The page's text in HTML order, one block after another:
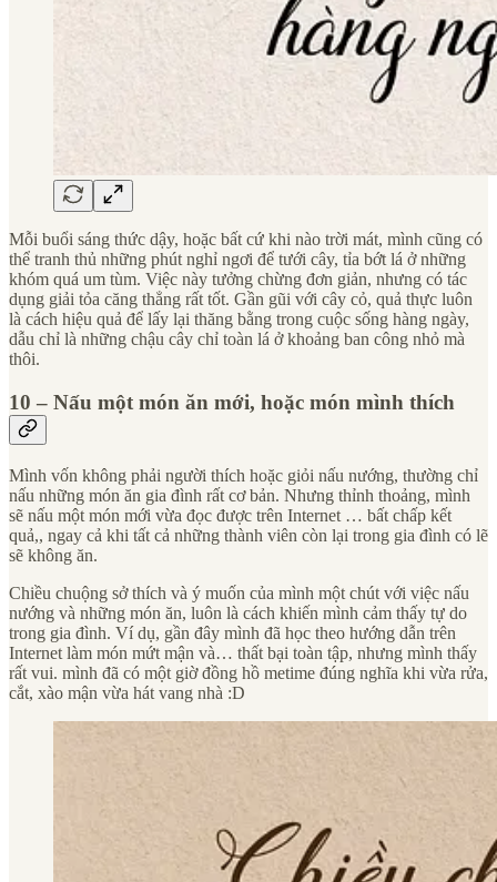
Mỗi buổi sáng thức dậy, hoặc bất cứ khi nào trời mát, mình cũng có
thể tranh thủ những phút nghỉ ngơi để tưới cây, tỉa bớt lá ở những
khóm quá um tùm. Việc này tưởng chừng đơn giản, nhưng có tác
dụng giải tỏa căng thẳng rất tốt. Gần gũi với cây cỏ, quả thực luôn
là cách hiệu quả để lấy lại thăng bằng trong cuộc sống hàng ngày,
dẫu chỉ là những chậu cây chỉ toàn lá ở khoảng ban công nhỏ mà
thôi.
10 – Nấu một món ăn mới, hoặc món mình thích
Mình vốn không phải người thích hoặc giỏi nấu nướng, thường chỉ
nấu những món ăn gia đình rất cơ bản. Nhưng thỉnh thoảng, mình
sẽ nấu một món mới vừa đọc được trên Internet … bất chấp kết
quả,, ngay cả khi tất cả những thành viên còn lại trong gia đình có lẽ
sẽ không ăn.
Chiều chuộng sở thích và ý muốn của mình một chút với việc nấu
nướng và những món ăn, luôn là cách khiến mình cảm thấy tự do
trong gia đình. Ví dụ, gần đây mình đã học theo hướng dẫn trên
Internet làm món mứt mận và… thất bại toàn tập, nhưng mình thấy
rất vui. mình đã có một giờ đồng hồ metime đúng nghĩa khi vừa rửa,
cắt, xào mận vừa hát vang nhà :D